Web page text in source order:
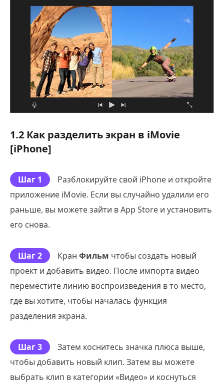
1.2 Как разделить экран в iMovie
[iPhone]
Шаг 1
Разблокируйте свой iPhone и откройте
приложение iMovie. Если вы случайно удалили его
раньше, вы можете зайти в App Store и установить
его снова.
Шаг 2 Кран Фильм чтобы создать новый
проект и добавить видео. После импорта видео
переместите линию воспроизведения в то место,
где вы хотите, чтобы началась функция
разделения экрана.
Шаг 3
Затем коснитесь значка плюса выше,
чтобы добавить новый клип. Затем вы можете
выбрать клип в категории «Видео» и коснуться